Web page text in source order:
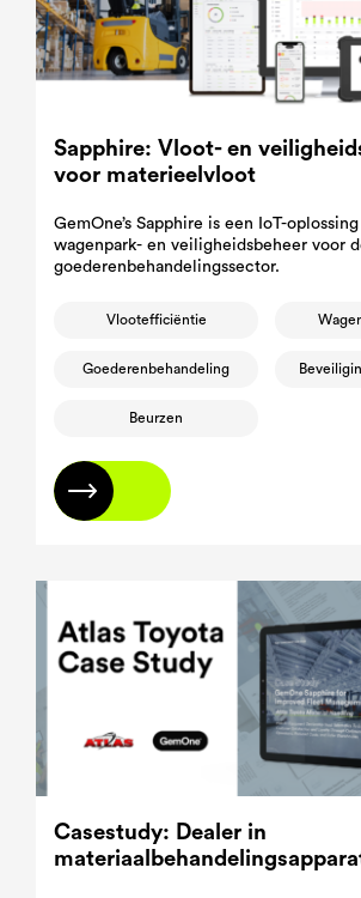
Sapphire: Vloot- en
voor materieelvloot
GemOne’s Sapphire is een IoT-
wagenpark- en veiligheidsbeheer voor
goederenbehandelingssector.
Vlootefficiëntie
Goederenbehandeling
Beurzen
Lees meer
Casestudy: Dealer in